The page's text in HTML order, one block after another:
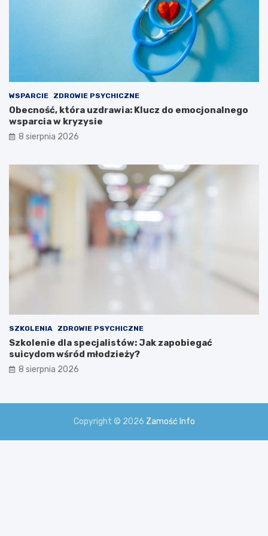
WSPARCIE ZDROWIE PSYCHICZNE
Obecność, która uzdrawia: Klucz do emocjonalnego
wsparcia w kryzysie
8 sierpnia 2026
SZKOLENIA ZDROWIE PSYCHICZNE
Szkolenie dla specjalistów: Jak zapobiegać
suicydom wśród młodzieży?
8 sierpnia 2026
Copyright © 2026 Zamość Info